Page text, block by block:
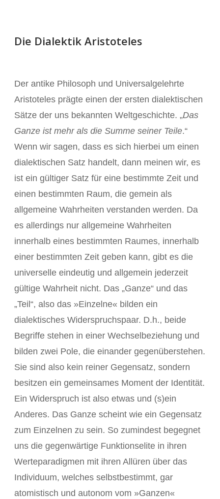
Die Dialektik Aristoteles
Der antike Philosoph und Universalgelehrte
Aristoteles prägte einen der ersten dialektischen
Sätze der uns bekannten Weltgeschichte. „Das
Ganze ist mehr als die Summe seiner Teile.“
Wenn wir sagen, dass es sich hierbei um einen
dialektischen Satz handelt, dann meinen wir, es
ist ein gültiger Satz für eine bestimmte Zeit und
einen bestimmten Raum, die gemein als
allgemeine Wahrheiten verstanden werden. Da
es allerdings nur allgemeine Wahrheiten
innerhalb eines bestimmten Raumes, innerhalb
einer bestimmten Zeit geben kann, gibt es die
universelle eindeutig und allgemein jederzeit
gültige Wahrheit nicht. Das „Ganze“ und das
„Teil“, also das »Einzelne« bilden ein
dialektisches Widerspruchspaar. D.h., beide
Begriffe stehen in einer Wechselbeziehung und
bilden zwei Pole, die einander gegenüberstehen.
Sie sind also kein reiner Gegensatz, sondern
besitzen ein gemeinsames Moment der Identität.
Ein Widerspruch ist also etwas und (s)ein
Anderes. Das Ganze scheint wie ein Gegensatz
zum Einzelnen zu sein. So zumindest begegnet
uns die gegenwärtige Funktionselite in ihren
Werteparadigmen mit ihren Allüren über das
Individuum, welches selbstbestimmt, gar
atomistisch und autonom vom »Ganzen«